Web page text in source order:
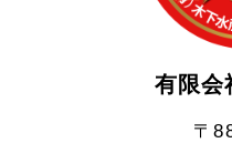
有限会
〒